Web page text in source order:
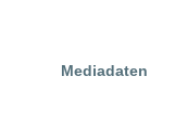
Mediadaten